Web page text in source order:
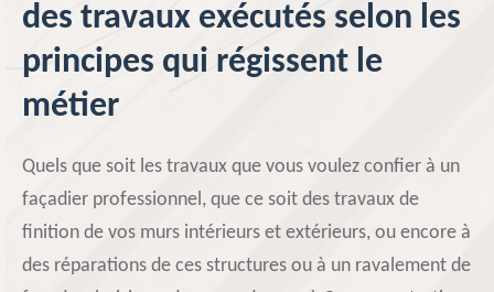
des travaux exécutés selon les
principes qui régissent le
métier
Quels que soit les travaux que vous voulez confier à un
façadier professionnel, que ce soit des travaux de
finition de vos murs intérieurs et extérieurs, ou encore à
des réparations de ces structures ou à un ravalement de